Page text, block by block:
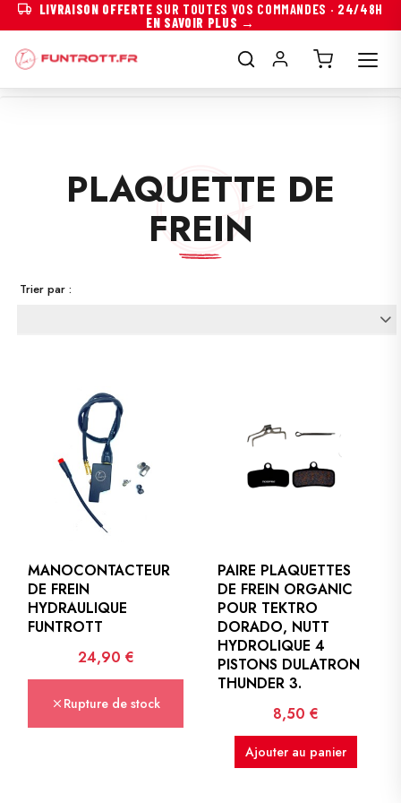
LIVRAISON OFFERTE SUR TOUTES VOS COMMANDES · 24/48H
EN SAVOIR PLUS →
PAIEMENT3×OU4×SANS FRAISAVEC ALMA →
PLAQUETTE DE
FREIN
Trier par :
MANOCONTACTEUR
DE FREIN
HYDRAULIQUE
FUNTROTT
Prix
24,90 €
Rupture de stock
PAIRE PLAQUETTES
DE FREIN ORGANIC
POUR TEKTRO
DORADO, NUTT
HYDROLIQUE 4
PISTONS DULATRON
THUNDER 3.
Prix
8,50 €
Ajouter au panier